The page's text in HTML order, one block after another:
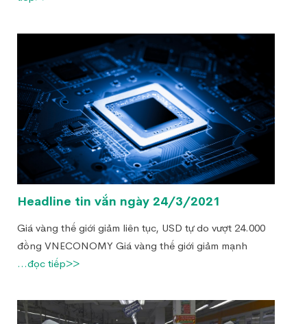
Headline tin vắn ngày 24/3/2021
Giá vàng thế giới giảm liên tục, USD tự do vượt 24.000
đồng VNECONOMY Giá vàng thế giới giảm mạnh
...đọc tiếp>>